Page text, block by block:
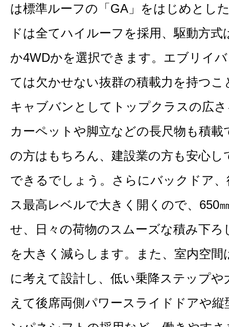
は標準ルーフの「GA」をはじめとし
ドは全てハイルーフを採用、駆動方
か4WDかを選択できます。エブリイ
ては欠かせない抜群の積載力を持つ
キャブバンとしてトップクラスの広
カーペットや脚立などの長尺物も積
の方はもちろん、建設業の方も安心
できるでしょう。さらにバックドア
ス最高レベルで大きく開くので、650
せ、日々の荷物のスムーズな積み下ろ
を大きく減らします。また、室内空
に考えて設計し、低い乗降ステップ
えて後席両側パワースライドドアや